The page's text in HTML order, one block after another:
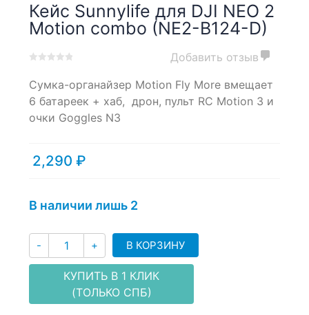
Кейс Sunnylife для DJI NEO 2
Motion combo (NE2-B124-D)
out
on
Добавить отзыв
Сумка-органайзер Motion Fly More вмещает
6 батареек + хаб, дрон, пульт RC Motion 3 и
очки Goggles N3
2,290 ₽
В наличии лишь 2
- Количество
+ В КОРЗИНУ
КУПИТЬ В 1 КЛИК
(ТОЛЬКО СПБ)